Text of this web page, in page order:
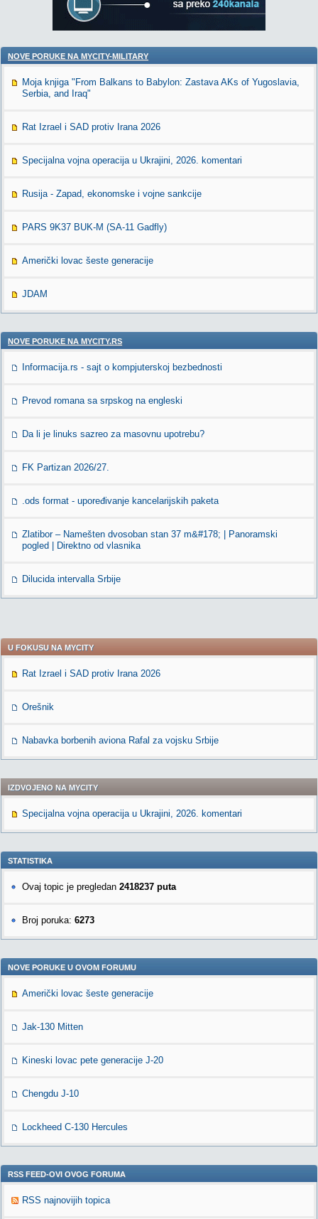
NOVE PORUKE NA MYCITY-MILITARY
Moja knjiga "From Balkans to Babylon: Zastava AKs of Yugoslavia,
Serbia, and Iraq"
Rat Izrael i SAD protiv Irana 2026
Specijalna vojna operacija u Ukrajini, 2026. komentari
Rusija - Zapad, ekonomske i vojne sankcije
PARS 9K37 BUK-M (SA-11 Gadfly)
Američki lovac šeste generacije
JDAM
NOVE PORUKE NA MYCITY.RS
Informacija.rs - sajt o kompjuterskoj bezbednosti
Prevod romana sa srpskog na engleski
Da li je linuks sazreo za masovnu upotrebu?
FK Partizan 2026/27.
.ods format - upoređivanje kancelarijskih paketa
Zlatibor – Namešten dvosoban stan 37 m&#178; | Panoramski
pogled | Direktno od vlasnika
Dilucida intervalla Srbije
U FOKUSU NA MYCITY
Rat Izrael i SAD protiv Irana 2026
Orešnik
Nabavka borbenih aviona Rafal za vojsku Srbije
IZDVOJENO NA MYCITY
Specijalna vojna operacija u Ukrajini, 2026. komentari
STATISTIKA
Ovaj topic je pregledan 2418237 puta
Broj poruka: 6273
NOVE PORUKE U OVOM FORUMU
Američki lovac šeste generacije
Jak-130 Mitten
Kineski lovac pete generacije J-20
Chengdu J-10
Lockheed C-130 Hercules
RSS FEED-OVI OVOG FORUMA
RSS najnovijih topica